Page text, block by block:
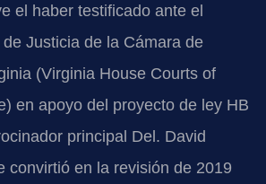
el haber testificado ante el
Justicia de la Cámara de
(Virginia House Courts of
en apoyo del proyecto de ley HB
principal Del. David
convirtió en la revisión de 2019